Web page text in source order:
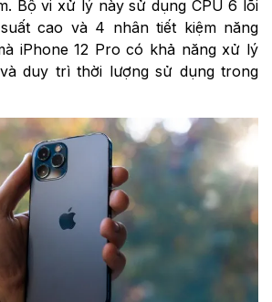
Bộ vi xử lý này sử dụng CPU 6 lõi
cao và 4 nhân tiết kiệm năng
iPhone 12 Pro có khả năng xử lý
duy trì thời lượng sử dụng trong